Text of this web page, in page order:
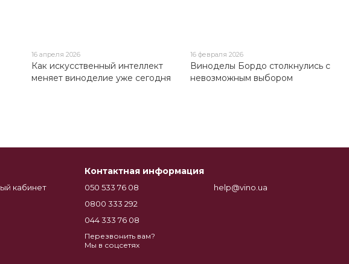
16 апреля 2026
Как искусственный интеллект
меняет виноделие уже сегодня
16 февраля 2026
Виноделы Бордо столкнулись с
невозможным выбором
кабинет
Контактная информация
050 533 76 08
0800 333 292
044 333 76 08
Перезвонить вам?
help@vino.ua
Мы в соцсетях